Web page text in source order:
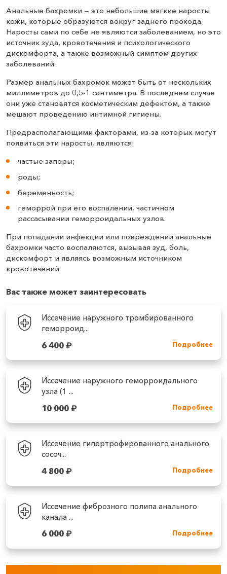
Анальные бахромки — это небольшие мягкие наросты
кожи, которые образуются вокруг заднего прохода.
Наросты сами по себе не являются заболеванием, но это
источник зуда, кровотечения и психологического
дискомфорта, а также возможный симптом других
заболеваний.
Размер анальных бахромок может быть от нескольких
миллиметров до 0,5-1 сантиметра. В последнем случае
они уже становятся косметическим дефектом, а также
мешают проведению интимной гигиены.
Предрасполагающими факторами, из-за которых могут
появиться эти наросты, являются:
частые запоры;
роды;
беременность;
геморрой при его воспалении, частичном
рассасывании геморроидальных узлов.
При попадании инфекции или повреждении анальные
бахромки часто воспаляются, вызывая зуд, боль,
дискомфорт и являясь возможным источником
кровотечений.
Вас также может заинтересовать
Иссечение наружного тромбированного
геморроид...
6 400₽ Подробнее
Иссечение наружного геморроидального
узла (1 ...
10 000₽ Подробнее
Иссечение гипертрофированного анального
сосоч...
4 800₽ Подробнее
Иссечение фиброзного полипа анального
канала ...
6 000₽ Подробнее